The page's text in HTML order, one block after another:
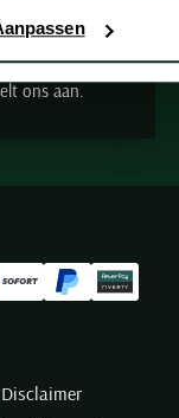
ons aan.
Disclaimer